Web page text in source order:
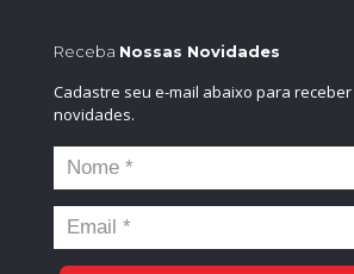
Receba Nossas Novidades
Cadastre seu e-mail abaixo para
novidades.